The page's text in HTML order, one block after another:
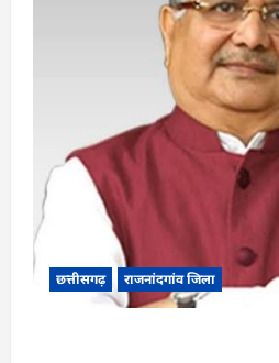
छत्तीसगढ़ राजनांदगांव जिला